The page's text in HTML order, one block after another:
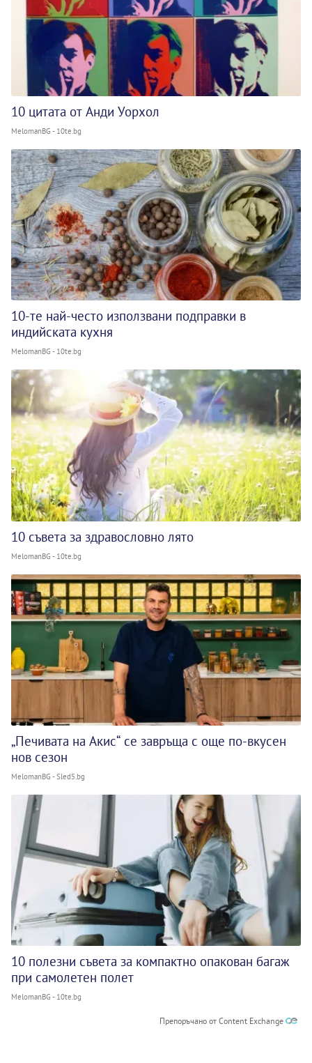
10 цитата от Анди Уорхол
MelomanBG - 10te.bg
10-те най-често използвани подправки в
индийската кухня
MelomanBG - 10te.bg
10 съвета за здравословно лято
MelomanBG - 10te.bg
„Печивата на Акис“ се завръща с още по-вкусен
нов сезон
MelomanBG - Sled5.bg
10 полезни съвета за компактно опакован багаж
при самолетен полет
MelomanBG - 10te.bg
Препоръчано от Content Exchange